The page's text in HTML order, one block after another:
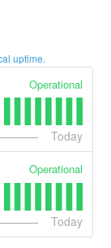
uptime.
Operational
Today
Operational
Today